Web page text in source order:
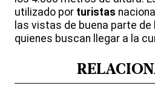
utilizado por turistas
las vistas de buena parte de
quienes buscan llegar a la